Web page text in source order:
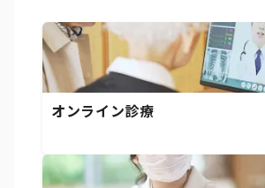
オンライン診療